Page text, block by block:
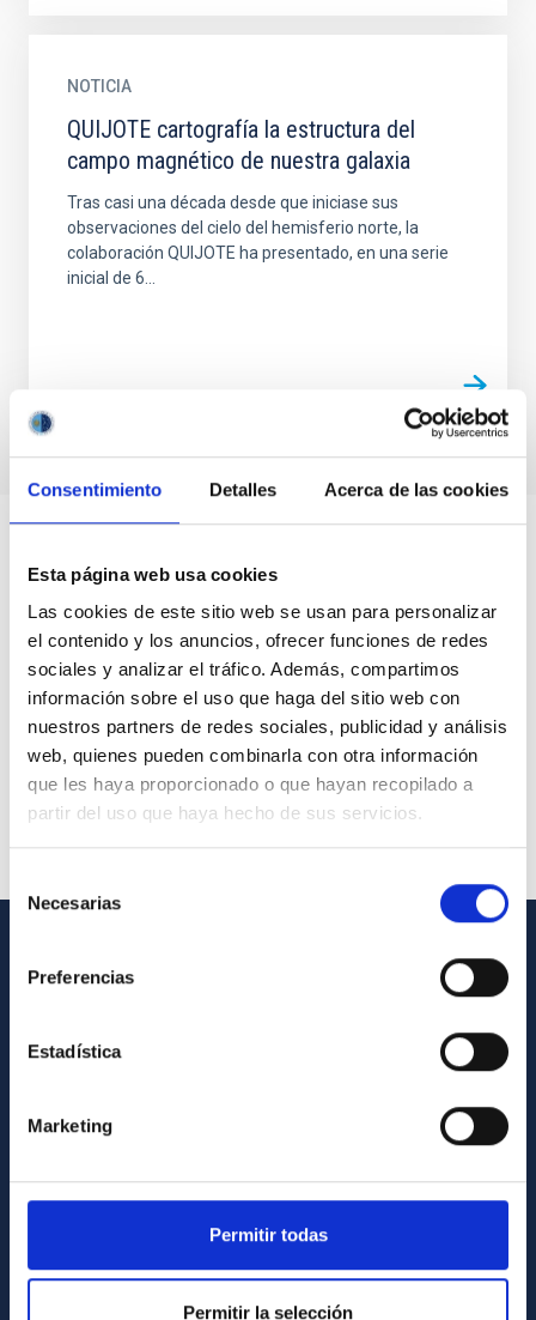
Consentimiento Detalles Acerca de las cookies
Esta página web usa cookies
Las cookies de este sitio web se usan para personalizar
el contenido y los anuncios, ofrecer funciones de redes
sociales y analizar el tráfico. Además, compartimos
información sobre el uso que haga del sitio web con
nuestros partners de redes sociales, publicidad y análisis
web, quienes pueden combinarla con otra información
que les haya proporcionado o que hayan recopilado a
partir del uso que haya hecho de sus servicios.
Necesarias
Preferencias
Estadística
Marketing
Permitir todas
Permitir la selección
NOTICIA
QUIJOTE cartografía la estructura del
campo magnético de nuestra galaxia
Tras casi una década desde que iniciase sus
observaciones del cielo del hemisferio norte, la
colaboración QUIJOTE ha presentado, en una serie
inicial de 6...
INFORMACIÓN GENERAL
Cómo llegar al IAC
Biblioteca
Registro general
INFORMACIÓN INSTITUCIONAL